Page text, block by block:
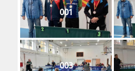
001
003